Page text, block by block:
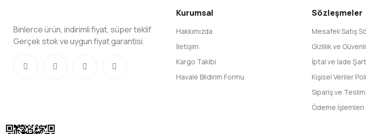
Binlerce ürün, indirimli fiyat, süper teklif
Gerçek stok ve uygun fiyat garantisi.
Kurumsal
Hakkımızda
İletişim
Kargo Takibi
Havale Bildirim Formu
Sözleşmeler
Mesafeli Satış
Gizlilik ve
İptal ve İade
Kişisel Veriler
Sipariş ve
Ödeme İşlemleri